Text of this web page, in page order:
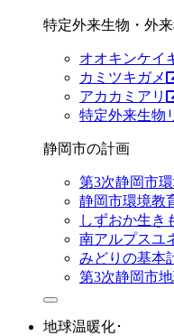
特定外来生物・外
オオキンケイ
カミツキガメ
アカカミアリ
特定外来生物
静岡市の計画
第3次静岡市
静岡市環境教
しずおか生き
南アルプスユ
みどりの基本
第3次静岡市
地球温暖化･